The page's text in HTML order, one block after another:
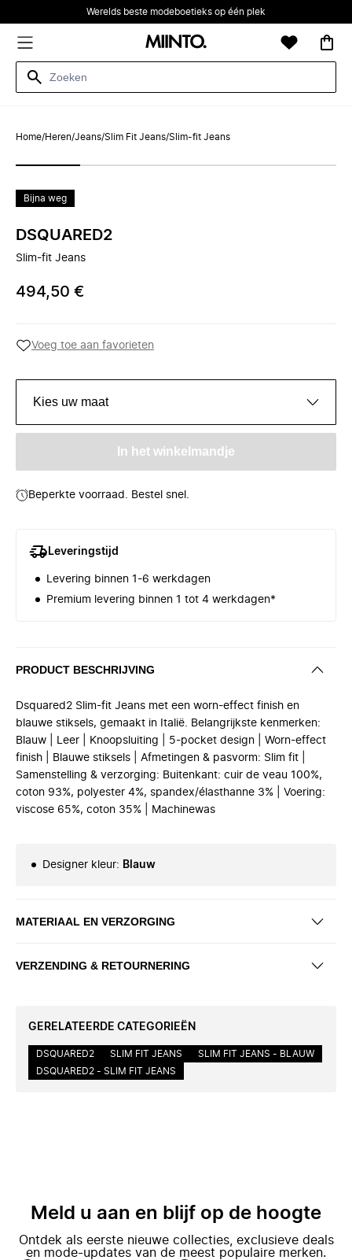
Werelds beste modeboetieks op één plek
Home/Heren/Jeans/Slim Fit Jeans/Slim-fit Jeans
Bijna weg
DSQUARED2
Slim-fit Jeans
494,50 €
Voeg toe aan favorieten
Kies uw maat
In het winkelmandje
Beperkte voorraad. Bestel snel.
Leveringstijd
Levering binnen 1-6 werkdagen
Premium levering binnen 1 tot 4 werkdagen*
PRODUCT BESCHRIJVING
Dsquared2 Slim-fit Jeans met een worn-effect finish en
blauwe stiksels, gemaakt in Italië. Belangrijkste kenmerken:
Blauw | Leer | Knoopsluiting | 5-pocket design | Worn-effect
finish | Blauwe stiksels | Afmetingen & pasvorm: Slim fit |
Samenstelling & verzorging: Buitenkant: cuir de veau 100%,
coton 93%, polyester 4%, spandex/élasthanne 3% | Voering:
viscose 65%, coton 35% | Machinewas
Designer kleur: Blauw
MATERIAAL EN VERZORGING
VERZENDING & RETOURNERING
GERELATEERDE CATEGORIEËN
DSQUARED2 SLIM FIT JEANS
SLIM FIT JEANS - BLAUW
DSQUARED2 - SLIM FIT JEANS
Meld u aan en blijf op de hoogte
Ontdek als eerste nieuwe collecties, exclusieve deals
en mode-updates van de meest populaire merken.